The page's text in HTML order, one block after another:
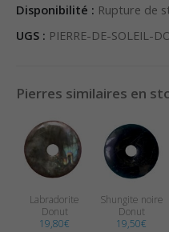
Disponibilité : Rupture de
UGS : PIERRE-DE-SOLEIL-
Pierres similaires en
Labradorite
Donut
19,80€
Shungite noire
Donut
19,50€